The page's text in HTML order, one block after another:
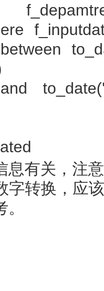
息有关，注
字转换，应